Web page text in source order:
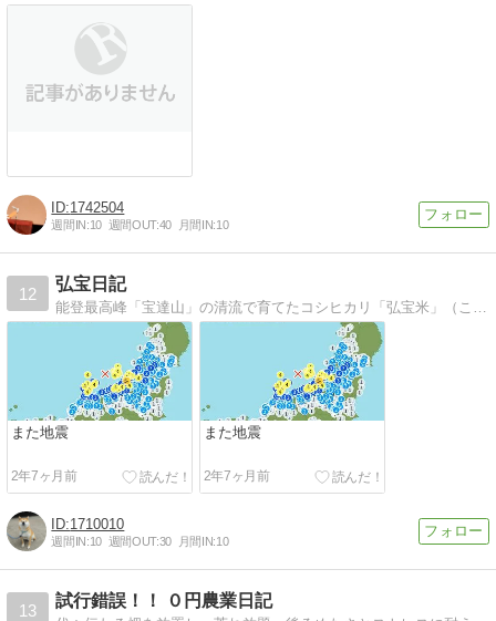
1742504
週間IN:10 週間OUT:40 月間IN:10
12
弘宝日記
また地震
2年7ヶ月前
また地震
2年7ヶ月前
1710010
週間IN:10 週間OUT:30 月間IN:10
13
試行錯誤！！ ０円農業日記